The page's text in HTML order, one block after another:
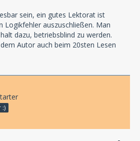
sein, ein gutes Lektorat ist
Logikfehler auszuschließen. Man
dazu, betriebsblind zu werden.
Autor auch beim 20sten Lesen
:)